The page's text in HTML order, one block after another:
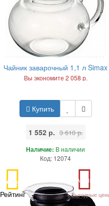
Чайник заварочный 1,1 л Simax
Вы экономите 2 058 р.
Купить
1 552 р. 3 610 р.
Наличие: В наличии
Код: 12074
4 /5
Рейтинг
Акция
Выгодные